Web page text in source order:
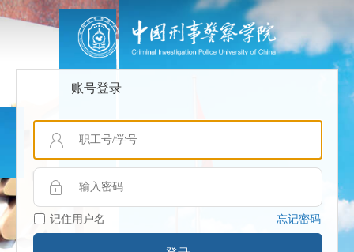
账号登录
记住用户名 忘记密码